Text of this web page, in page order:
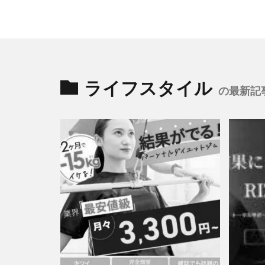
ライフスタイル の最新記